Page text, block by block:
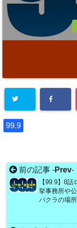
99.9
前の記事 -Prev-
【99.9】8話
挙事務所や
バクラの場